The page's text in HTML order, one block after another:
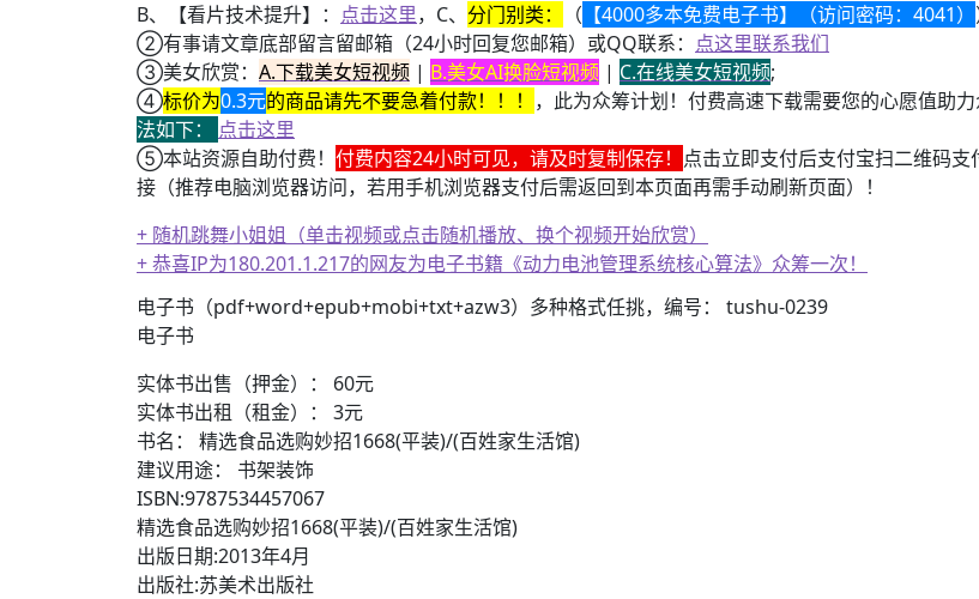
B、【看片技术提升】： 点击这里，C、 分门别类： （ 【4000多本免费电子书】（访问密码：4041）
②有事请文章底部留言留邮箱（24小时回复您邮箱）或QQ联系： 点这里联系我们
③美女欣赏： A.下载美女短视频 | B.美女AI换脸短视频 | C.在线美女短视频;
④标价为0.3元的商品请先不要急着付款！！！ ，此为众筹计划！付费高速下载需要您的心愿值助
法如下： 点击这里
⑤本站资源自助付费！ 付费内容24小时可见，请及时复制保存！ 点击立即支付后支付宝扫二维码
接（推荐电脑浏览器访问，若用手机浏览器支付后需返回到本页面再需手动刷新页面）！
+ 随机跳舞小姐姐（单击视频或点击随机播放、换个视频开始欣赏）
+ 恭喜IP为180.201.1.217的网友为电子书籍《动力电池管理系统核心算法》众筹一次！
+ 美女电影高清预览
电子书（pdf+word+epub+mobi+txt+azw3）多种格式任挑，编号： tushu-0239
电子书
实体书出售（押金）： 60元
实体书出租（租金）： 3元
书名： 精选食品选购妙招1668(平装)/(百姓家生活馆)
建议用途： 书架装饰
ISBN:9787534457067
精选食品选购妙招1668(平装)/(百姓家生活馆)
出版日期:2013年4月
出版社:苏美术出版社